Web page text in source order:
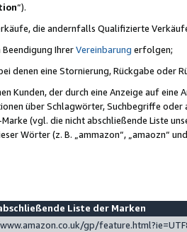
“).
die andernfalls Qualifizierte
IhrerVereinbarung erfolgen;
denen eine Stornierung, Rückgabe oder
Kunden, der durch eine Anzeige auf
über Schlagwörter, Suchbegriffe
(vgl. die nicht abschließende Liste
Wörter (z. B. „ammazon“, „amaozn“
Liste der Marken
gp/